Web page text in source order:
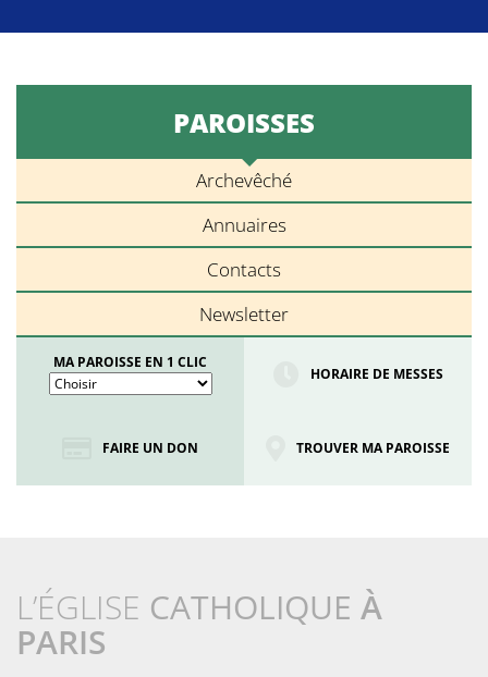
PAROISSES
Archevêché
Annuaires
Contacts
Newsletter
MA PAROISSE EN 1 CLIC
HORAIRE DE MESSES
FAIRE UN DON TROUVER MA PAROISSE
L’ÉGLISE CATHOLIQUE À
PARIS